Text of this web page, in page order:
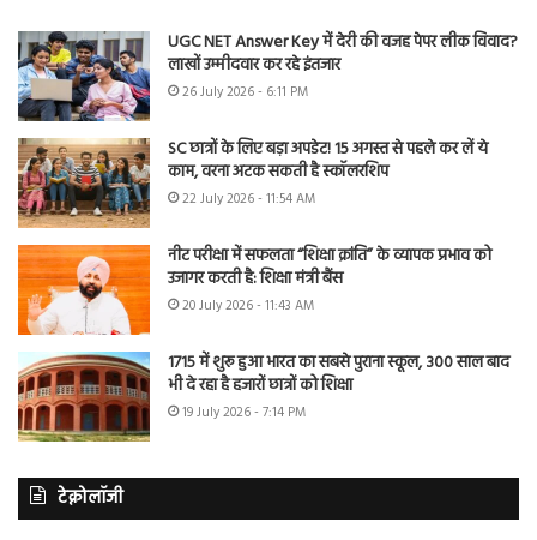
UGC NET Answer Key में देरी की वजह पेपर लीक विवाद?
लाखों उम्मीदवार कर रहे इंतजार
26 July 2026 - 6:11 PM
SC छात्रों के लिए बड़ा अपडेट! 15 अगस्त से पहले कर लें ये
काम, वरना अटक सकती है स्कॉलरशिप
22 July 2026 - 11:54 AM
नीट परीक्षा में सफलता “शिक्षा क्रांति” के व्यापक प्रभाव को
उजागर करती है: शिक्षा मंत्री बैंस
20 July 2026 - 11:43 AM
1715 में शुरू हुआ भारत का सबसे पुराना स्कूल, 300 साल बाद
भी दे रहा है हजारों छात्रों को शिक्षा
19 July 2026 - 7:14 PM
टेक्नोलॉजी